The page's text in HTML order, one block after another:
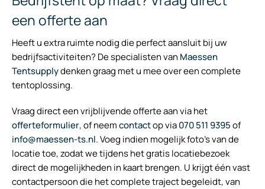
een offerte aan
Heeft u extra ruimte nodig die perfect aansluit bij uw
bedrijfsactiviteiten? De specialisten van Maessen
Tentsupplydenken graag met u mee over een complete
tentoplossing.
Vraag direct een vrijblijvende offerte aan via het
offerteformulier, of neemcontactop via070 511 9395of
info@maessen-ts.nl. Voeg indien mogelijk foto’s van de
locatie toe, zodat we tijdens het gratis locatiebezoek
direct de mogelijkheden in kaart brengen. U krijgt één vast
contactpersoon die het complete traject begeleidt, van